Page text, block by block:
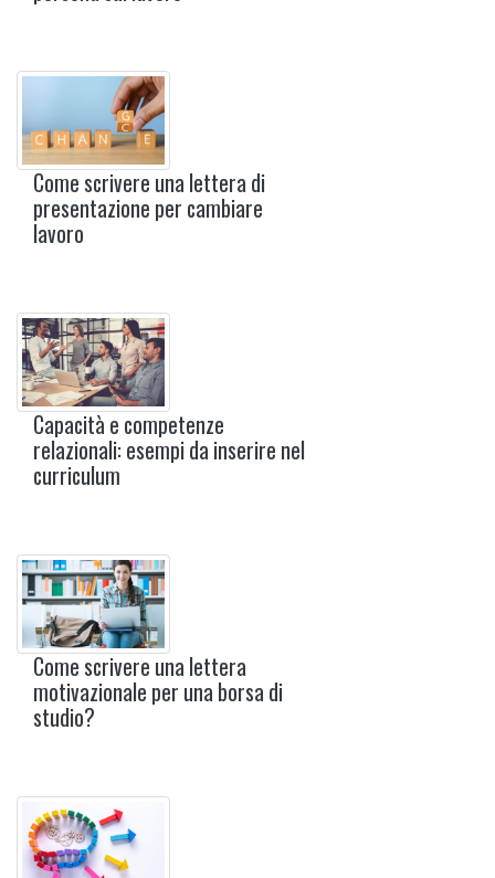
Come scrivere una lettera di
presentazione per cambiare
lavoro
Capacità e competenze
relazionali: esempi da inserire nel
curriculum
Come scrivere una lettera
motivazionale per una borsa di
studio?